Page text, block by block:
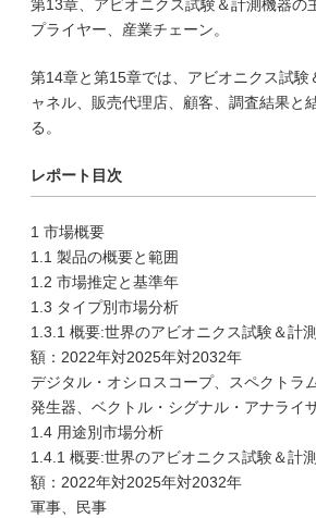
第13章、アビオニクス試験＆計測機器の
プライヤー、産業チェーン。
第14章と第15章では、アビオニクス試験
ャネル、販売代理店、顧客、調査結果と
る。
レポート目次
1 市場概要
1.1 製品の概要と範囲
1.2 市場推定と基準年
1.3 タイプ別市場分析
1.3.1 概要:世界のアビオニクス試験＆計
額：2022年対2025年対2032年
デジタル・オシロスコープ、スペクトラ
発生器、ベクトル・シグナル・アナライ
1.4 用途別市場分析
1.4.1 概要:世界のアビオニクス試験＆計
額：2022年対2025年対2032年
軍事、民事